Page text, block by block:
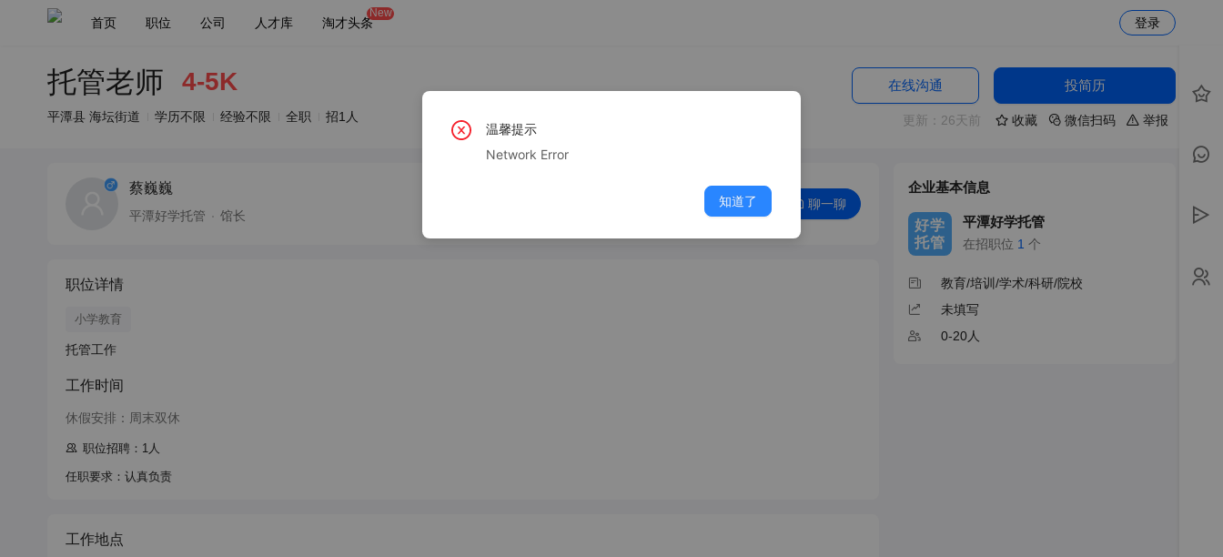
首页 职位 公司 人才库 淘才头条
New
登录
托管老师 4-5K
平潭县 海坛街道 学历不限 经验不限 全职 招1人
在线沟通 投简历
更新：26天前 收藏 微信扫码 举报
蔡巍巍
平潭好学托管 馆长
聊一聊
职位详情
小学教育
托管工作
工作时间
休假安排：周末双休
职位招聘：1人
任职要求：认真负责
工作地点
企业基本信息
好学
托管
平潭好学托管
在招职位 1 个
教育/培训/学术/科研/院校
未填写
0-20人
温馨提示
Network Error
知道了